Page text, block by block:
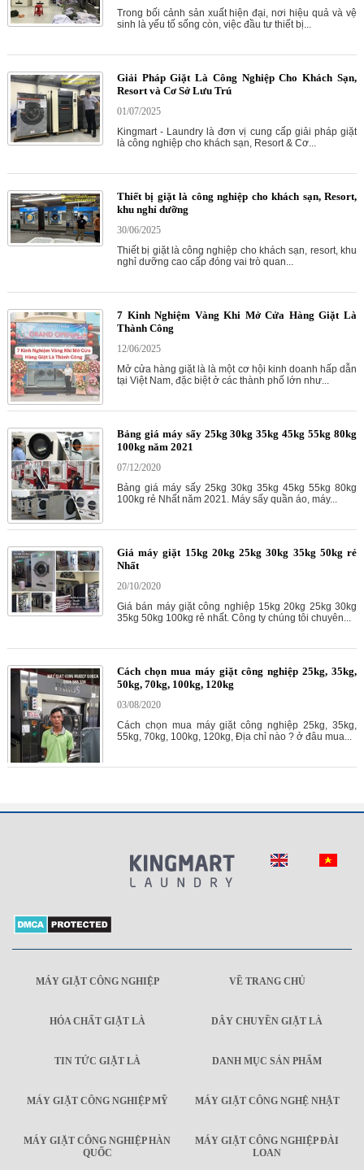
Trong bối cảnh sản xuất hiện đại, nơi hiệu quả và vệ
sinh là yếu tố sống còn, việc đầu tư thiết bị...
Giải Pháp Giặt Là Công Nghiệp Cho Khách Sạn,
Resort và Cơ Sở Lưu Trú
01/07/2025
Kingmart - Laundry là đơn vị cung cấp giải pháp giặt
là công nghiệp cho khách sạn, Resort & Cơ...
Thiết bị giặt là công nghiệp cho khách sạn, Resort,
khu nghỉ dưỡng
30/06/2025
Thiết bị giặt là công nghiệp cho khách sạn, resort, khu
nghỉ dưỡng cao cấp đóng vai trò quan...
7 Kinh Nghiệm Vàng Khi Mở Cửa Hàng Giặt Là
Thành Công
12/06/2025
Mở cửa hàng giặt là là một cơ hội kinh doanh hấp dẫn
tại Việt Nam, đặc biệt ở các thành phố lớn như...
Bảng giá máy sấy 25kg 30kg 35kg 45kg 55kg 80kg
100kg năm 2021
07/12/2020
Bảng giá máy sấy 25kg 30kg 35kg 45kg 55kg 80kg
100kg rẻ Nhất năm 2021. Máy sấy quần áo, máy...
Giá máy giặt 15kg 20kg 25kg 30kg 35kg 50kg rẻ
Nhất
20/10/2020
Giá bán máy giặt công nghiệp 15kg 20kg 25kg 30kg
35kg 50kg 100kg rẻ nhất. Công ty chúng tôi chuyên...
Cách chọn mua máy giặt công nghiệp 25kg, 35kg,
50kg, 70kg, 100kg, 120kg
03/08/2020
Cách chọn mua máy giặt công nghiệp 25kg, 35kg,
55kg, 70kg, 100kg, 120kg, Địa chỉ nào ? ở đâu mua...
MÁY GIẶT CÔNG NGHIỆP VỀ TRANG CHỦ
HÓA CHẤT GIẶT LÀ DÂY CHUYỀN GIẶT LÀ
TIN TỨC GIẶT LÀ DANH MỤC SẢN PHẨM
MÁY GIẶT CÔNG NGHIỆP MỸ MÁY GIẶT CÔNG NGHỆ NHẬT
MÁY GIẶT CÔNG NGHIỆP HÀN
QUỐC
MÁY GIẶT CÔNG NGHIỆP ĐÀI
LOAN